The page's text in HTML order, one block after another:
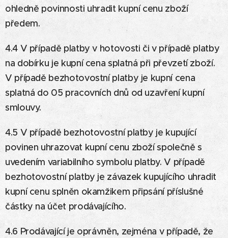
ohledně povinnosti uhradit kupní cenu zboží
předem.
4.4 V případě platby v hotovosti či v případě platby
na dobírku je kupní cena splatná při převzetí zboží.
V případě bezhotovostní platby je kupní cena
splatná do 05 pracovních dnů od uzavření kupní
smlouvy.
4.5 V případě bezhotovostní platby je kupující
povinen uhrazovat kupní cenu zboží společně s
uvedením variabilního symbolu platby. V případě
bezhotovostní platby je závazek kupujícího uhradit
kupní cenu splněn okamžikem připsání příslušné
částky na účet prodávajícího.
4.6 Prodávající je oprávněn, zejména v případě, že